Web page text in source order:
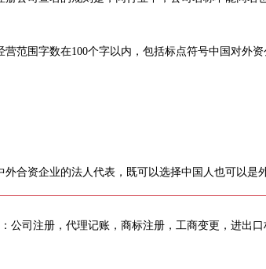
围字数在100个字以内，包括标点符号中国对外
资企业的法人代表，既可以选择中国人也可以是
公司注册，代理记账，商标注册，工商变更，进出口